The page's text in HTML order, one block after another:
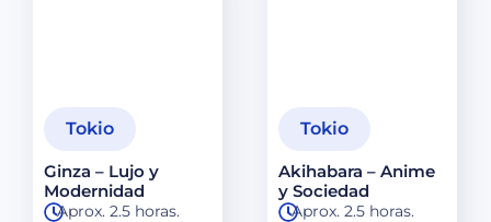
Tokio
Ginza – Lujo y
Modernidad
Aprox. 2.5 horas.
Tokio
Akihabara – Anime
y Sociedad
Aprox. 2.5 horas.